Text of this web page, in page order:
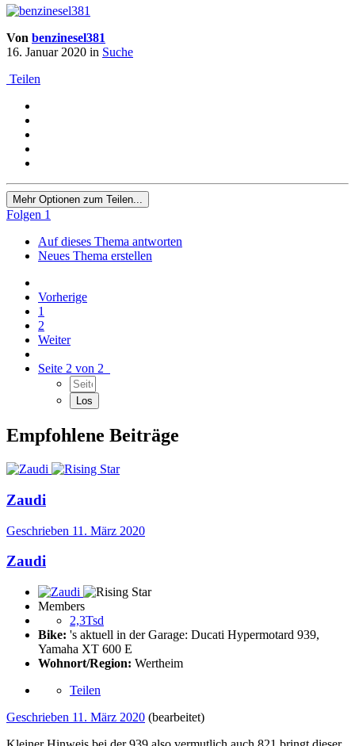
Von benzinesel381
16. Januar 2020 in Suche
Teilen
Mehr Optionen zum Teilen...
Folgen 1
Auf dieses Thema antworten
Neues Thema erstellen
Vorherige
1
2
Weiter
Seite 2 von 2
Empfohlene Beiträge
Zaudi
Geschrieben 11. März 2020
Zaudi
Members
2,3Tsd
Bike: 's aktuell in der Garage: Ducati Hypermotard 939,
Yamaha XT 600 E
Wohnort/Region: Wertheim
Teilen
Geschrieben 11. März 2020 (bearbeitet)